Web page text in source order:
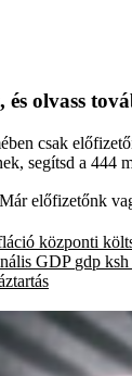
olvass
csak
segítsd a 444
Már előfizetőnk
központi
GDP gdp ksh